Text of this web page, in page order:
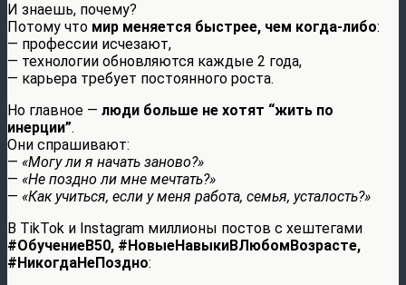
И знаешь, почему?
Потому что мир меняется быстрее, чем когда-либо:
— профессии исчезают,
— технологии обновляются каждые 2 года,
— карьера требует постоянного роста.
Но главное — люди больше не хотят “жить по
инерции”.
Они спрашивают:
— «Могу ли я начать заново?»
— «Не поздно ли мне мечтать?»
— «Как учиться, если у меня работа, семья, усталость?»
В TikTok и Instagram миллионы постов с хештегами
#ОбучениеВ50, #НовыеНавыкиВЛюбомВозрасте,
#НикогдаНеПоздно: